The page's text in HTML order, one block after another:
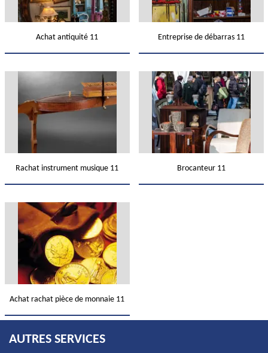
Achat antiquité 11 Entreprise de débarras 11
Rachat instrument musique 11 Brocanteur 11
Achat rachat pièce de monnaie 11
AUTRES SERVICES